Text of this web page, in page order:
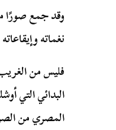
وقد جمع صورًا
نغماته
فليس من
البدائي التي
المصري من